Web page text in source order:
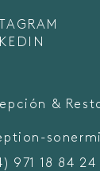
&
971 18 84 24